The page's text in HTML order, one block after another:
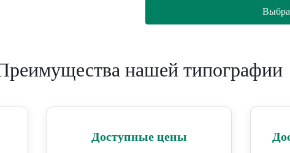
нашей типографии
Доступные цены